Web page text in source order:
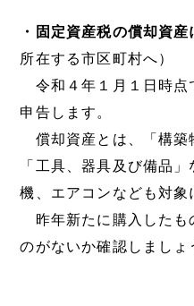
・固定資産税の償却資
所在する市区町村へ）
令和４年１月１日時点
申告します。
償却資産とは、「構築
「工具、器具及び備品
機、エアコンなども対象
昨年新たに購入したも
のがないか確認しましょ